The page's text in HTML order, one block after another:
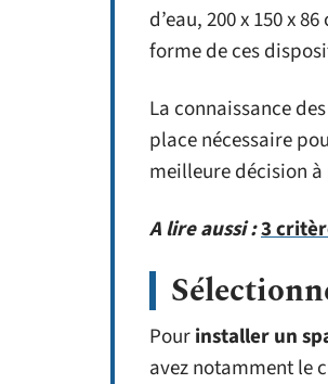
d’eau, 200 x 150 x
forme de ces
La connaissance des
place nécessaire
meilleure décision
A lire aussi :3
Pourinstaller un
avez notamment le